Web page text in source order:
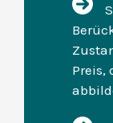
Preis,